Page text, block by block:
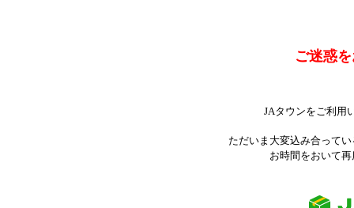
ご迷惑
JAタウンをご利用
ただいま大変込み合って
お時間をおいて